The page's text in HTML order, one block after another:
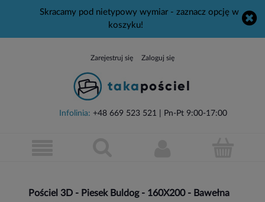
Skracamy pod nietypowy wymiar - zaznacz opcję w
koszyku!
Zarejestruj się Zaloguj się
Infolinia: +48 669 523 521 | Pn-Pt 9:00-17:00
Pościel 3D - Piesek Buldog - 160X200 - Bawełna